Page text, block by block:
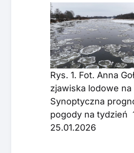
Rys. 1. Fot. Anna
zjawiska lodowe na
Synoptyczna
pogody na tydzień
25.01.2026